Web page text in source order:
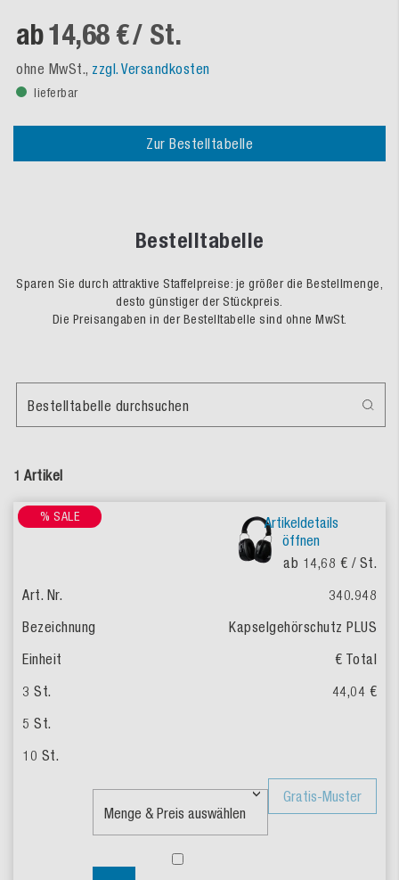
ab14,68 €/ St.
ohne MwSt., zzgl. Versandkosten
lieferbar
Zur Bestelltabelle
Bestelltabelle
Sparen Sie durch attraktive Staffelpreise: je größer die Bestellmenge,
desto günstiger der Stückpreis.
Die Preisangaben in der Bestelltabelle sind ohne MwSt.
1 Artikel
Bestelltabelle durchsuchen
% SALE
Artikeldetails
öffnen
ab 14,68 € / St.
340.948
Kapselgehörschutz PLUS
€ Total
44,04 €
Gratis-Muster